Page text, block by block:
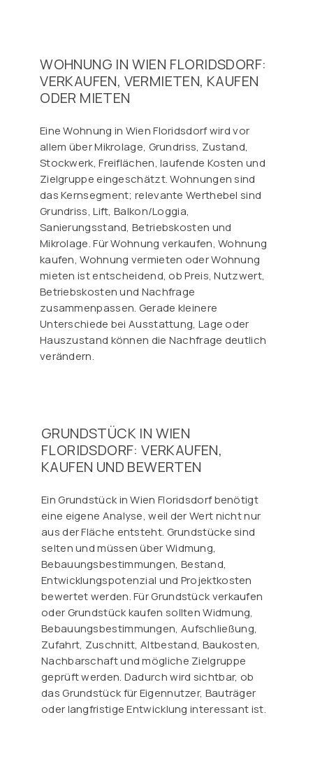
WOHNUNG IN WIEN FLORIDSDORF:
VERKAUFEN, VERMIETEN, KAUFEN
ODER MIETEN
Eine Wohnung in Wien Floridsdorf wird vor
allem über Mikrolage, Grundriss, Zustand,
Stockwerk, Freiflächen, laufende Kosten und
Zielgruppe eingeschätzt. Wohnungen sind
das Kernsegment; relevante Werthebel sind
Grundriss, Lift, Balkon/Loggia,
Sanierungsstand, Betriebskosten und
Mikrolage. Für Wohnung verkaufen, Wohnung
kaufen, Wohnung vermieten oder Wohnung
mieten ist entscheidend, ob Preis, Nutzwert,
Betriebskosten und Nachfrage
zusammenpassen. Gerade kleinere
Unterschiede bei Ausstattung, Lage oder
Hauszustand können die Nachfrage deutlich
verändern.
GRUNDSTÜCK IN WIEN
FLORIDSDORF: VERKAUFEN,
KAUFEN UND BEWERTEN
Ein Grundstück in Wien Floridsdorf benötigt
eine eigene Analyse, weil der Wert nicht nur
aus der Fläche entsteht. Grundstücke sind
selten und müssen über Widmung,
Bebauungsbestimmungen, Bestand,
Entwicklungspotenzial und Projektkosten
bewertet werden. Für Grundstück verkaufen
oder Grundstück kaufen sollten Widmung,
Bebauungsbestimmungen, Aufschließung,
Zufahrt, Zuschnitt, Altbestand, Baukosten,
Nachbarschaft und mögliche Zielgruppe
geprüft werden. Dadurch wird sichtbar, ob
das Grundstück für Eigennutzer, Bauträger
oder langfristige Entwicklung interessant ist.